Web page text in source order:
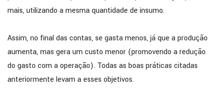
mais, utilizando a mesma quantidade de insumo.
Assim, no final das contas, se gasta menos, já que a produção
aumenta, mas gera um custo menor (promovendo a redução
do gasto com a operação). Todas as boas práticas citadas
anteriormente levam a esses objetivos.